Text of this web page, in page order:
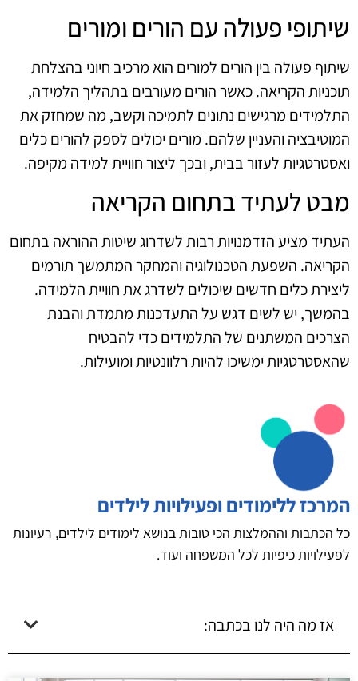
שיתופי פעולה עם הורים ומורים
שיתוף פעולה בין הורים למורים הוא מרכיב חיוני בהצלחת
תוכניות הקריאה. כאשר הורים מעורבים בתהליך הלמידה,
התלמידים מרגישים נתונים לתמיכה וקשב, מה שמחזק את
המוטיבציה והעניין שלהם. מורים יכולים לספק להורים כלים
ואסטרטגיות לעזור בבית, ובכך ליצור חוויית למידה מקיפה.
מבט לעתיד בתחום הקריאה
העתיד מציע הזדמנויות רבות לשדרוג שיטות ההוראה בתחום
הקריאה. השפעת הטכנולוגיה והמחקר המתמשך תורמים
ליצירת כלים חדשים שיכולים לשדרג את חוויית הלמידה.
בהמשך, יש לשים דגש על התעדכנות מתמדת והבנת
הצרכים המשתנים של התלמידים כדי להבטיח
שהאסטרטגיות ימשיכו להיות רלוונטיות ומועילות.
המרכז ללימודים ופעילויות לילדים
כל הכתבות וההמלצות הכי טובות בנושא לימודים לילדים, רעיונות
לפעילויות כיפיות לכל המשפחה ועוד.
אז מה היה לנו בכתבה: